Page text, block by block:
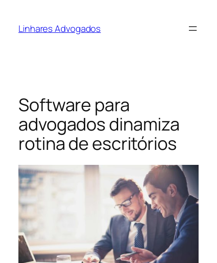
Linhares Advogados
Software para
advogados dinamiza
rotina de escritórios